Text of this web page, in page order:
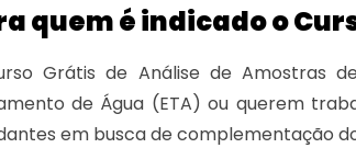
quem é indicado o
Grátis de Análise de Amostras
de Água (ETA) ou querem
em busca de complementação